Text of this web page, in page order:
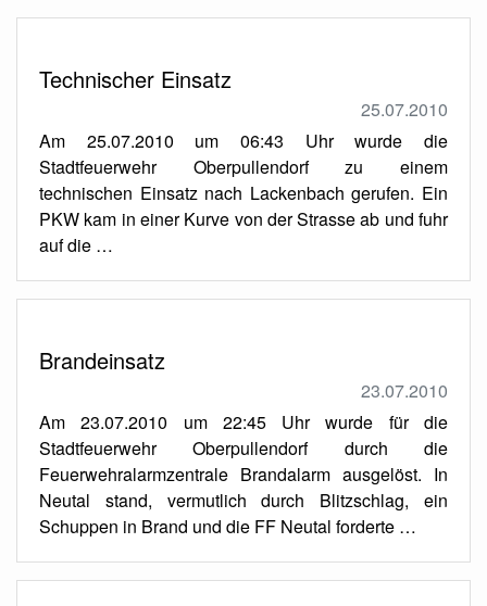
Technischer Einsatz
25.07.2010
Am 25.07.2010 um 06:43 Uhr wurde die
Stadtfeuerwehr Oberpullendorf zu einem
technischen Einsatz nach Lackenbach gerufen. Ein
PKW kam in einer Kurve von der Strasse ab und fuhr
auf die …
Brandeinsatz
23.07.2010
Am 23.07.2010 um 22:45 Uhr wurde für die
Stadtfeuerwehr Oberpullendorf durch die
Feuerwehralarmzentrale Brandalarm ausgelöst. In
Neutal stand, vermutlich durch Blitzschlag, ein
Schuppen in Brand und die FF Neutal forderte …